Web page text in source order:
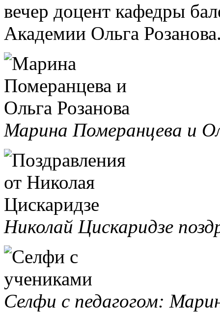
вечер доцент кафедры
Академии Ольга
Марина Померанцева и
Николай Цискаридзе
Селфи с педагогом: